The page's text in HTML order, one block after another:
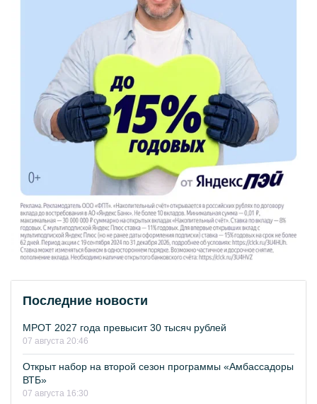
Последние новости
МРОТ 2027 года превысит 30 тысяч рублей
07 августа 20:46
Открыт набор на второй сезон программы «Амбассадоры
ВТБ»
07 августа 16:30